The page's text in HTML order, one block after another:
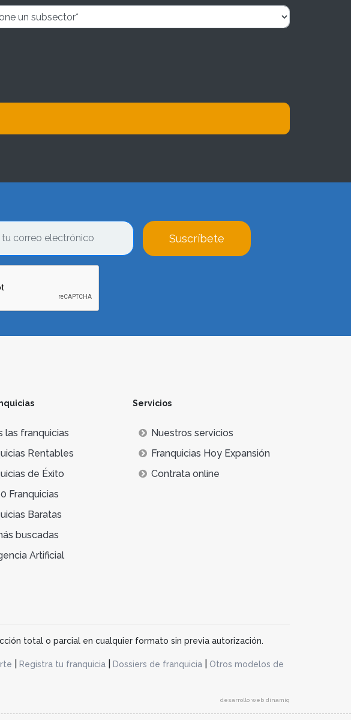
Suscríbete
las franquicias
Rentables
de Éxito
Franquicias
Baratas
buscadas
Artificial
Servicios
Nuestros servicios
Franquicias Hoy Expansión
Contrata online
total o parcial en cualquier formato sin previa autorización.
Registra tu franquicia| Dossiers de franquicia|
Otros modelos de
desarrollo web dinamiq